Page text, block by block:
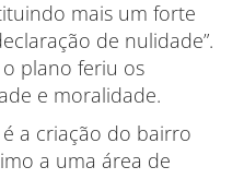
mais um forte
de nulidade”.
plano feriu os
e moralidade.
a criação do bairro
a uma área de